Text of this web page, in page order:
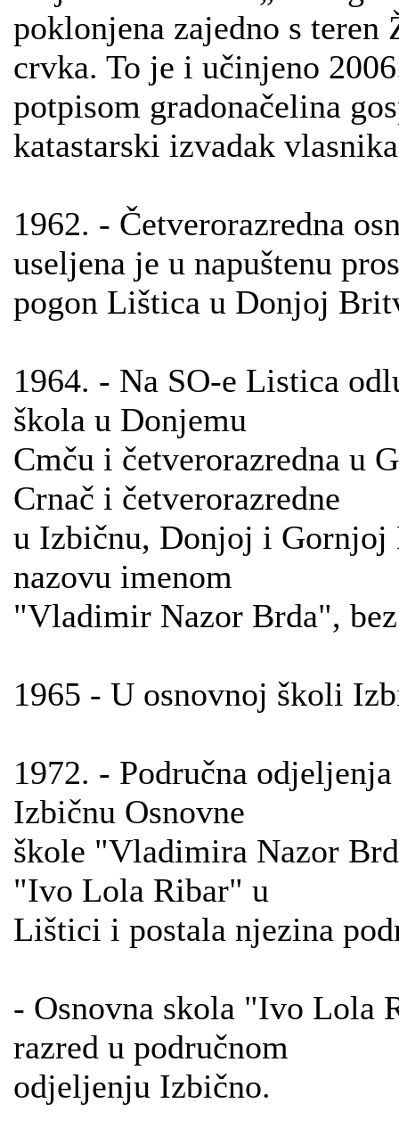
poklonjena zajedno s teren
crvka. To je i učinjeno
potpisom gradonačelina
katastarski izvadak
1962. - Četverorazredna
useljena je u napuštenu
pogon Lištica u Donjoj
1964. - Na SO-e Listica
škola u Donjemu
Cmču i četverorazredna u
Crnač i četverorazredne
u Izbičnu, Donjoj i Gornjoj
nazovu imenom
"Vladimir Nazor Brda",
1965 - U osnovnoj školi
1972. - Područna
Izbičnu Osnovne
škole "Vladimira Nazor
"Ivo Lola Ribar" u
Lištici i postala njezina
- Osnovna skola "Ivo Lola
razred u područnom
odjeljenju Izbično.